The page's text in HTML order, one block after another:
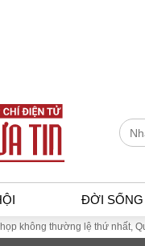
ĐỜI SỐNG
thường lệ thứ nhất, Quốc hội